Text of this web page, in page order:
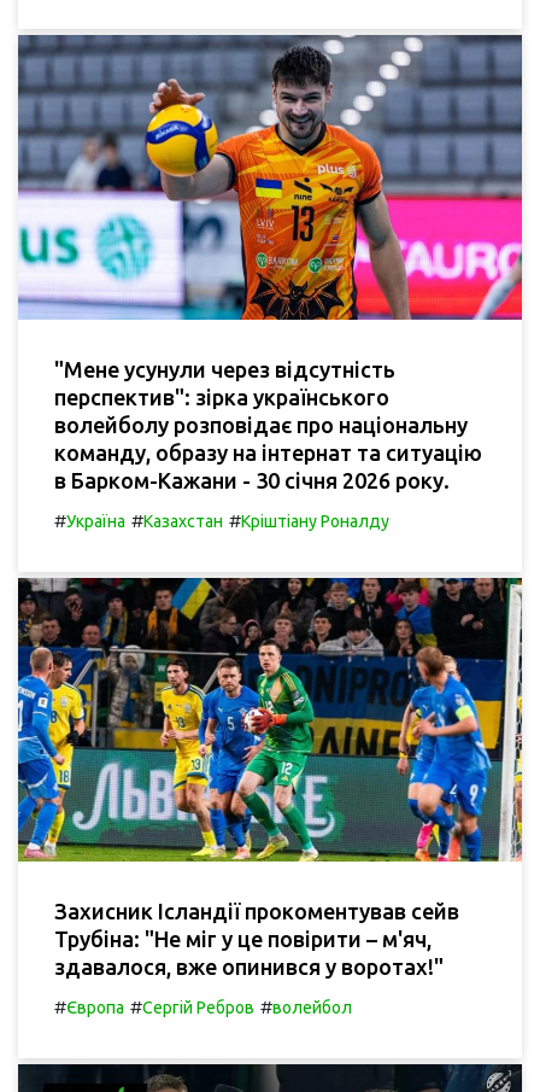
"Мене усунули через відсутність
перспектив": зірка українського
волейболу розповідає про національну
команду, образу на інтернат та ситуацію
в Барком-Кажани - 30 січня 2026 року.
#Україна #Казахстан #Кріштіану Роналду
Захисник Ісландії прокоментував сейв
Трубіна: "Не міг у це повірити – м'яч,
здавалося, вже опинився у воротах!"
#Європа #Сергій Ребров #волейбол